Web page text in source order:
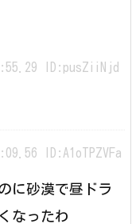
ID:pusZiiNjd
ID:A1oTPZVFa
に砂漠で昼ドラ
なったわ